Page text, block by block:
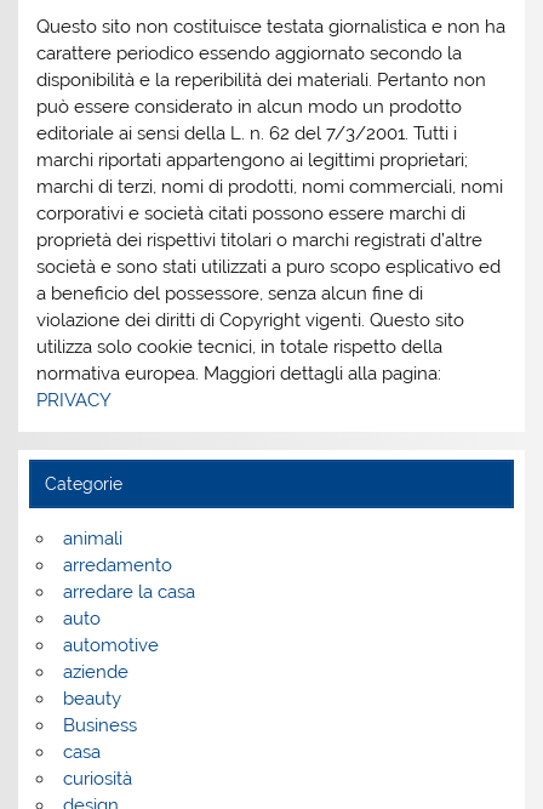
Questo sito non costituisce testata giornalistica e non ha
carattere periodico essendo aggiornato secondo la
disponibilità e la reperibilità dei materiali. Pertanto non
può essere considerato in alcun modo un prodotto
editoriale ai sensi della L. n. 62 del 7/3/2001. Tutti i
marchi riportati appartengono ai legittimi proprietari;
marchi di terzi, nomi di prodotti, nomi commerciali, nomi
corporativi e società citati possono essere marchi di
proprietà dei rispettivi titolari o marchi registrati d’altre
società e sono stati utilizzati a puro scopo esplicativo ed
a beneficio del possessore, senza alcun fine di
violazione dei diritti di Copyright vigenti. Questo sito
utilizza solo cookie tecnici, in totale rispetto della
normativa europea. Maggiori dettagli alla pagina:
PRIVACY
Categorie
animali
arredamento
arredare la casa
auto
automotive
aziende
beauty
Business
casa
curiosità